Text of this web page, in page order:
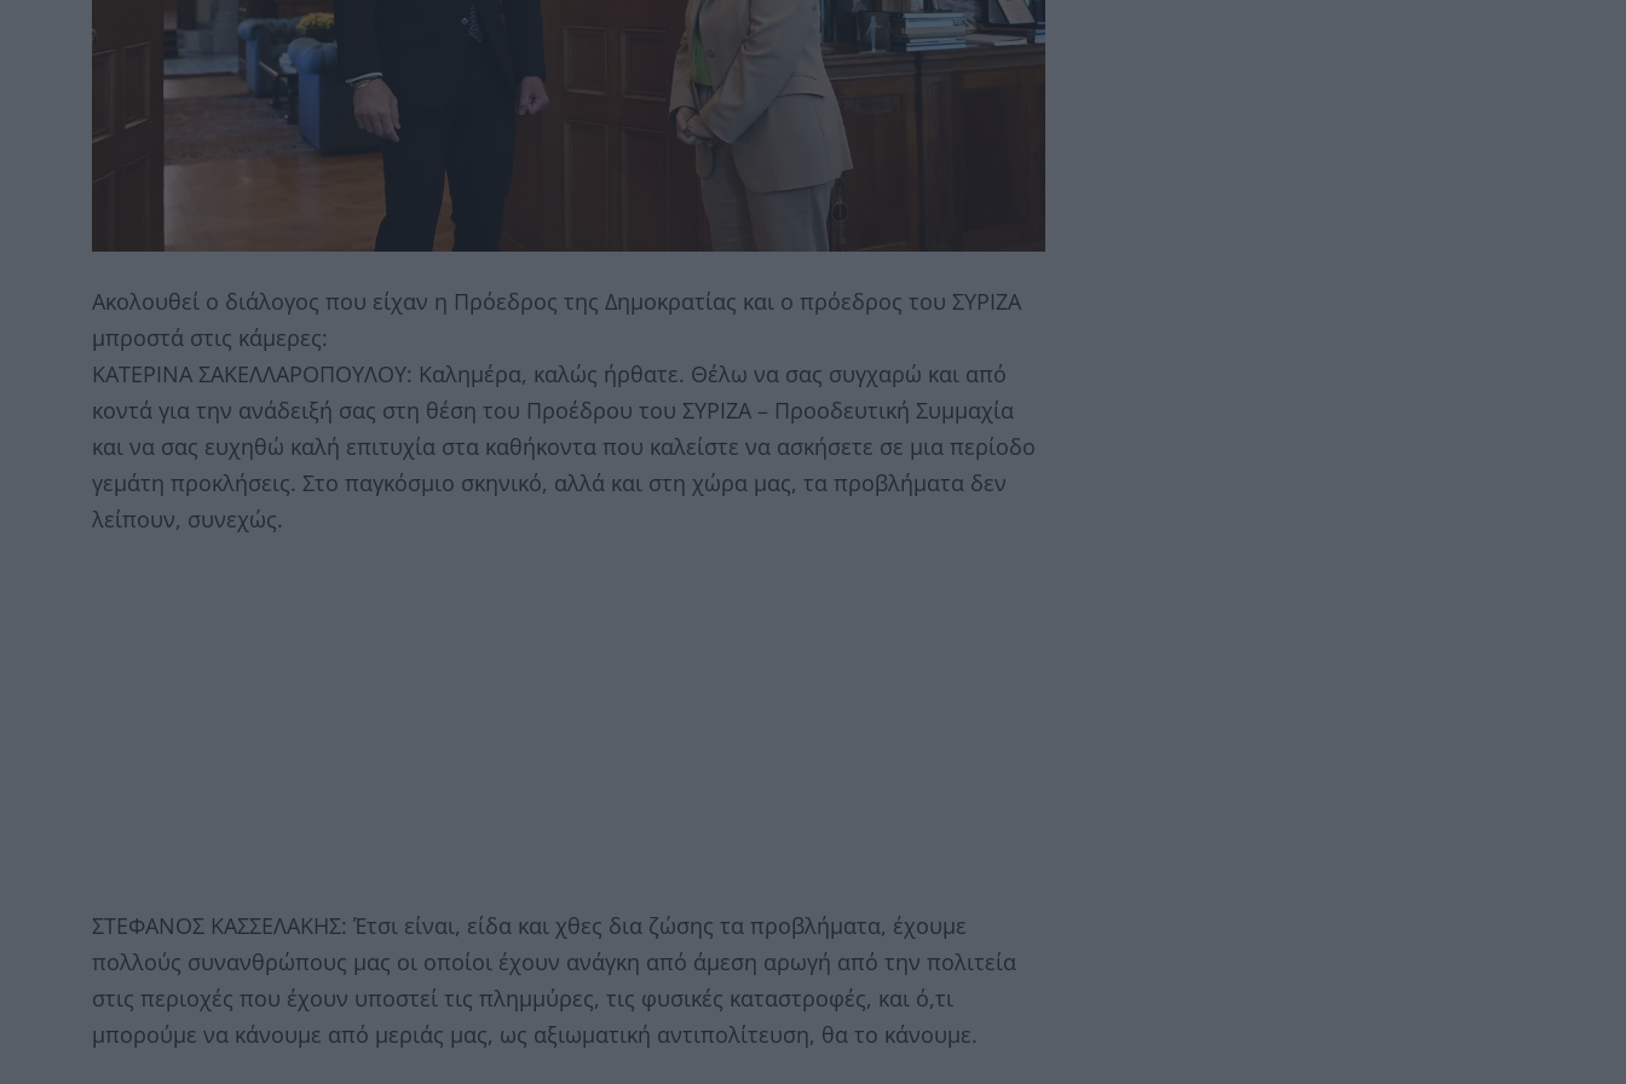
Ακολουθεί ο διάλογος που είχαν η Πρόεδρος της Δημοκρατίας και ο πρόεδρος του ΣΥΡΙΖΑ
μπροστά στις κάμερες:
ΚΑΤΕΡΙΝΑ ΣΑΚΕΛΛΑΡΟΠΟΥΛΟΥ: Καλημέρα, καλώς ήρθατε. Θέλω να σας συγχαρώ και από
κοντά για την ανάδειξή σας στη θέση του Προέδρου του ΣΥΡΙΖΑ – Προοδευτική Συμμαχία
και να σας ευχηθώ καλή επιτυχία στα καθήκοντα που καλείστε να ασκήσετε σε μια περίοδο
γεμάτη προκλήσεις. Στο παγκόσμιο σκηνικό, αλλά και στη χώρα μας, τα προβλήματα δεν
λείπουν, συνεχώς.
ΣΤΕΦΑΝΟΣ ΚΑΣΣΕΛΑΚΗΣ: Έτσι είναι, είδα και χθες δια ζώσης τα προβλήματα, έχουμε
πολλούς συνανθρώπους μας οι οποίοι έχουν ανάγκη από άμεση αρωγή από την πολιτεία
στις περιοχές που έχουν υποστεί τις πλημμύρες, τις φυσικές καταστροφές, και ό,τι
μπορούμε να κάνουμε από μεριάς μας, ως αξιωματική αντιπολίτευση, θα το κάνουμε.